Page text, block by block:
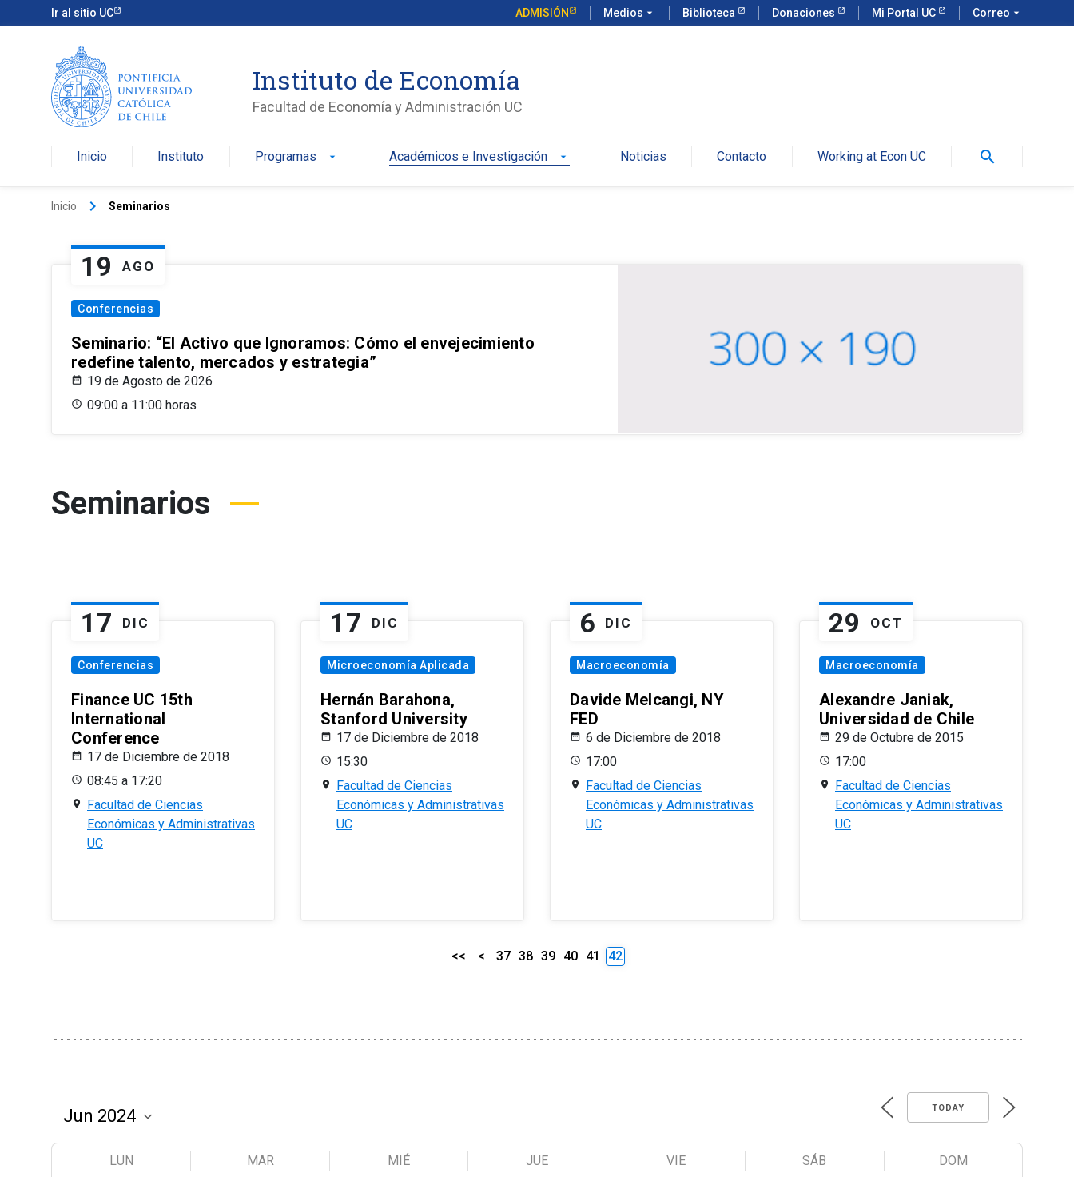
Ir al sitio UC ADMISIÓN Medios arrow_drop_down Biblioteca Donaciones Mi Portal UC Correo arrow_drop_down
Instituto de Economía
Facultad de Economía y Administración UC
Inicio Instituto Programas arrow_drop_down Académicos e Investigación arrow_drop_down Noticias Contacto Working at Econ UC search
Inicio keyboard_arrow_right Seminarios
19 AGO
Conferencias
Seminario: “El Activo que Ignoramos: Cómo el envejecimiento
redefine talento, mercados y estrategia”
19 de Agosto de 2026
09:00 a 11:00 horas
Seminarios
17 DIC
Conferencias
Finance UC 15th
International
Conference
17 de Diciembre de 2018
08:45 a 17:20
Facultad de Ciencias
Económicas y Administrativas
UC
17 DIC
Microeconomía Aplicada
Hernán Barahona,
Stanford University
17 de Diciembre de 2018
15:30
Facultad de Ciencias
Económicas y Administrativas
UC
6 DIC
Macroeconomía
Davide Melcangi, NY
FED
6 de Diciembre de 2018
17:00
Facultad de Ciencias
Económicas y Administrativas
UC
29 OCT
Macroeconomía
Alexandre Janiak,
Universidad de Chile
29 de Octubre de 2015
17:00
Facultad de Ciencias
Económicas y Administrativas
UC
<< < 37 38 39 40 41 42
TODAY
LUN MAR MIÉ JUE VIE SÁB DOM